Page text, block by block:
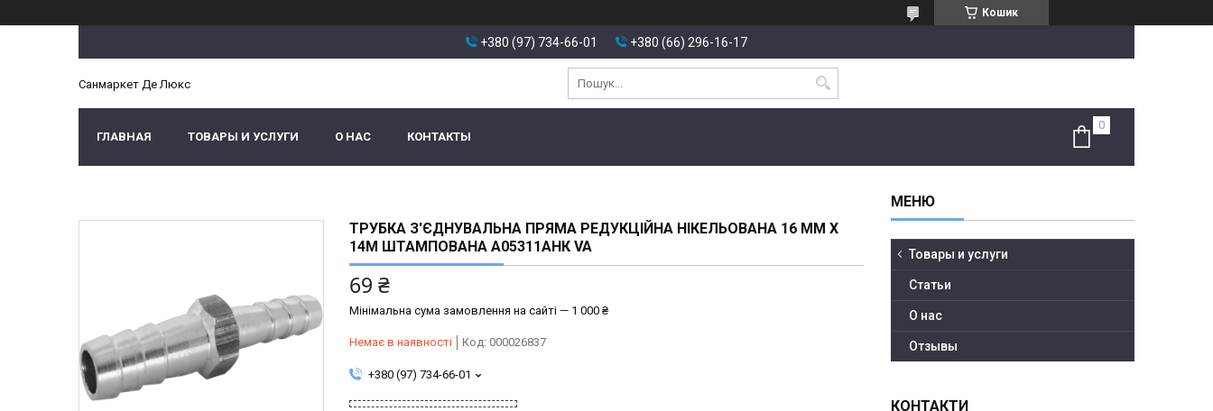
Кошик
+380 (97) 734-66-01 +380 (66) 296-16-17
Санмаркет Де Люкс
ГЛАВНАЯ ТОВАРЫ И УСЛУГИ О НАС КОНТАКТЫ
ТРУБКА З'ЄДНУВАЛЬНА ПРЯМА РЕДУКЦІЙНА НІКЕЛЬОВАНА 16 ММ Х
14М ШТАМПОВАНА А05311АНК VA
69 ₴
Мінімальна сума замовлення на сайті — 1 000 ₴
Немає в наявності Код: 000026837
+380 (97) 734-66-01
Товары и услуги
Статьи
О нас
Отзывы
КОНТАКТИ